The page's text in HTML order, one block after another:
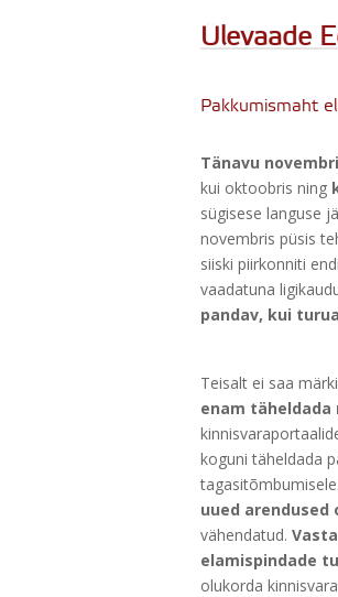
Ülevaade
Pakkumismaht
Tänavu
kui oktoobris ning
sügisese languse
novembris püsis
siiski piirkonniti
vaadatuna
pandav, kui
Teisalt ei saa
enam
koguni täheldada
uued arendused
vähendatud.
elamispindade
olukorda